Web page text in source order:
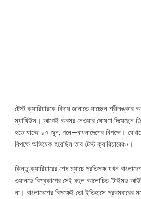
টেস্ট ক্যারিয়ারকে বিদায় জানাতে যাচ্ছেন শ্রীলঙ্কার
ম্যাথিউস। আগেই অবসর নেওয়ার ঘোষণা দিয়েছেন
হতে যাচ্ছে ১৭ জুন, গলে—বাংলাদেশের বিপক্ষে।
বিপক্ষে অভিষেক হয়েছিল তার টেস্ট ক্যারিয়ারেরও।
কিন্তু ক্যারিয়ারের শেষ ম্যাচে প্রতিপক্ষ যখন
ওয়ানডে বিশ্বকাপের সেই বহুল আলোচিত ‘টাইমড
না। বাংলাদেশের বিপক্ষেই তো ইতিহাসে প্রথমবারের